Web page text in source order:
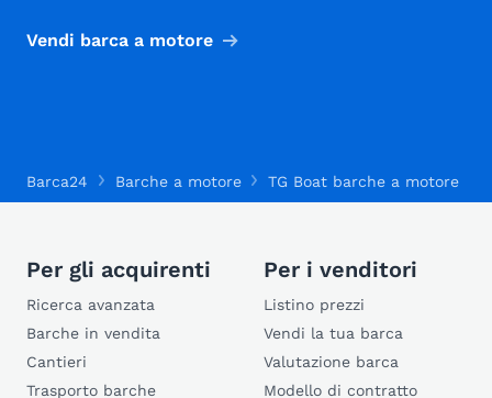
Vendi barca a motore
Barca24 Barche a motore TG Boat barche a motore
Per gli acquirenti
Ricerca avanzata
Barche in vendita
Cantieri
Trasporto barche
Per i venditori
Listino prezzi
Vendi la tua barca
Valutazione barca
Modello di contratto